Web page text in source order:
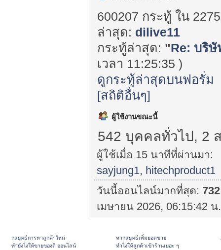
600207 กระทู้ ใน
ล่าสุด: dilive11
กระทู้ล่าสุด: "Re: บริ
เวลา 11:25:35 )
ดูกระทู้ล่าสุดบนฟอรั่ม
[สถิติอื่นๆ]
ผู้ใช้งานขณะนี้
542 บุคคลทั่วไป, 2
ผู้ใช้เมื่อ 15 นาทีที่ผ่านมา:
sayjung1, hitechproduct1
วันนี้ออนไลน์มากที่สุด: 732
เมษายน 2026, 06:15:42 น
กลยุทธ์การหาลูกค้าใหม่
ทํายังไงให้ขายของดี ออนไลน์
หากลยุทธ์เพิ่มยอดขาย
ทําไงให้ลูกค้าเข้าร้านเยอะ ๆ